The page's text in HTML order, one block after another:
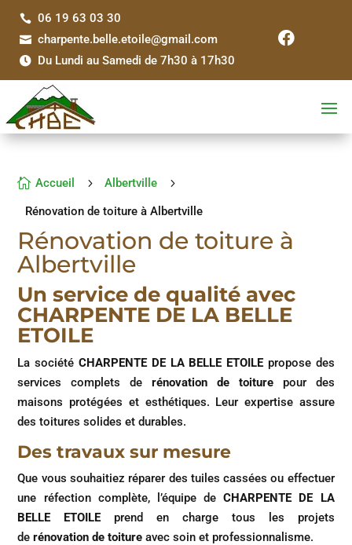
 06 19 63 03 30
 charpente.belle.etoile@gmail.com
 Du Lundi au Samedi de 7h30 à 17h30

 Accueil 5 Albertville
5
Rénovation de toiture à Albertville
Rénovation de toiture à
Albertville
Un service de qualité avec
CHARPENTE DE LA BELLE
ETOILE
La société CHARPENTE DE LA BELLE ETOILE propose des
services complets de
rénovation de toiture
pour des
maisons protégées et esthétiques. Leur expertise assure
des toitures solides et durables.
Des travaux sur mesure
Que vous souhaitiez réparer des tuiles cassées ou effectuer
une réfection complète, l’équipe de CHARPENTE DE LA
BELLE ETOILE
prend en charge tous les projets
de rénovation de toiture avec soin et professionnalisme.